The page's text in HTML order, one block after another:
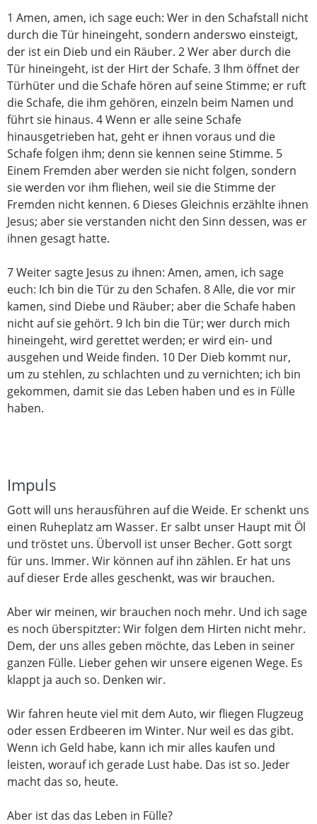
1 Amen, amen, ich sage euch: Wer in den Schafstall nicht
durch die Tür hineingeht, sondern anderswo einsteigt,
der ist ein Dieb und ein Räuber. 2 Wer aber durch die
Tür hineingeht, ist der Hirt der Schafe. 3 Ihm öffnet der
Türhüter und die Schafe hören auf seine Stimme; er ruft
die Schafe, die ihm gehören, einzeln beim Namen und
führt sie hinaus. 4 Wenn er alle seine Schafe
hinausgetrieben hat, geht er ihnen voraus und die
Schafe folgen ihm; denn sie kennen seine Stimme. 5
Einem Fremden aber werden sie nicht folgen, sondern
sie werden vor ihm fliehen, weil sie die Stimme der
Fremden nicht kennen. 6 Dieses Gleichnis erzählte ihnen
Jesus; aber sie verstanden nicht den Sinn dessen, was er
ihnen gesagt hatte.
7 Weiter sagte Jesus zu ihnen: Amen, amen, ich sage
euch: Ich bin die Tür zu den Schafen. 8 Alle, die vor mir
kamen, sind Diebe und Räuber; aber die Schafe haben
nicht auf sie gehört. 9 Ich bin die Tür; wer durch mich
hineingeht, wird gerettet werden; er wird ein- und
ausgehen und Weide finden. 10 Der Dieb kommt nur,
um zu stehlen, zu schlachten und zu vernichten; ich bin
gekommen, damit sie das Leben haben und es in Fülle
haben.
Impuls
Gott will uns herausführen auf die Weide. Er schenkt uns
einen Ruheplatz am Wasser. Er salbt unser Haupt mit Öl
und tröstet uns. Übervoll ist unser Becher. Gott sorgt
für uns. Immer. Wir können auf ihn zählen. Er hat uns
auf dieser Erde alles geschenkt, was wir brauchen.
Aber wir meinen, wir brauchen noch mehr. Und ich sage
es noch überspitzter: Wir folgen dem Hirten nicht mehr.
Dem, der uns alles geben möchte, das Leben in seiner
ganzen Fülle. Lieber gehen wir unsere eigenen Wege. Es
klappt ja auch so. Denken wir.
Wir fahren heute viel mit dem Auto, wir fliegen Flugzeug
oder essen Erdbeeren im Winter. Nur weil es das gibt.
Wenn ich Geld habe, kann ich mir alles kaufen und
leisten, worauf ich gerade Lust habe. Das ist so. Jeder
macht das so, heute.
Aber ist das das Leben in Fülle?